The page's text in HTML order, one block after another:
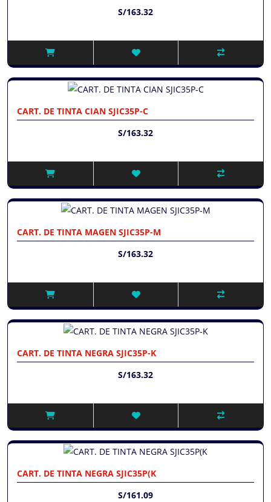
S/163.32
CART. DE TINTA CIAN SJIC35P-C
S/163.32
CART. DE TINTA MAGEN SJIC35P-M
S/163.32
CART. DE TINTA NEGRA SJIC35P-K
S/163.32
CART. DE TINTA NEGRA SJIC35P(K
S/161.09